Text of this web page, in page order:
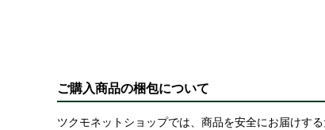
ご購入商品の梱包について
ツクモネットショップでは、商品を安全にお届けす